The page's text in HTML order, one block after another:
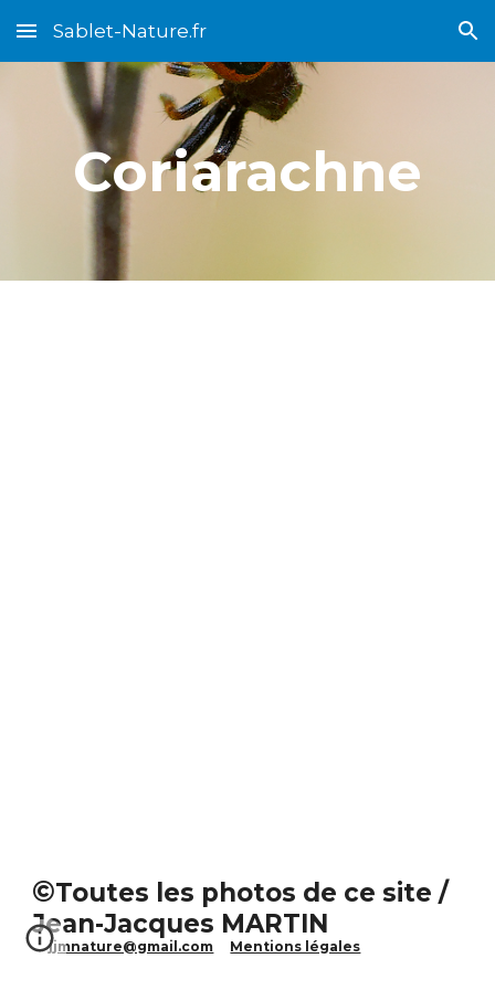
Skip to main content Skip to navigation
Sablet-Nature.fr
Coriarachne
©Toutes les photos de ce site /
Jean-Jacques MARTIN
jjmnature@gmail.com Mentions légales